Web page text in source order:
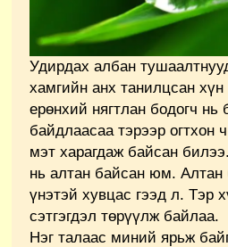
Удирдах албан
хамгийн анх танилцсан
ерөнхий нягтлан бодогч нь
байдлаасаа тэрээр огтхон
мэт харагдаж байсан
нь алтан байсан юм.
үнэтэй хувцас гээд л. Тэр
сэтгэгдэл төрүүлж байлаа.
Нэг талаас миний ярьж